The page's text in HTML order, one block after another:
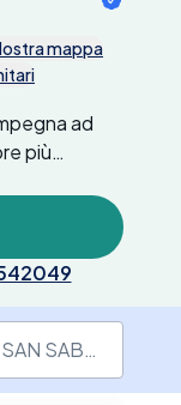
mappa
ad
più
al
della